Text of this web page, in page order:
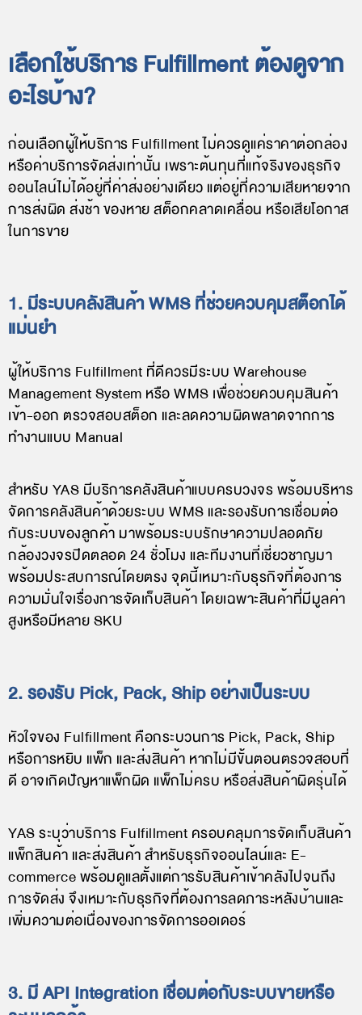
เลือกใช้บริการ Fulfillment ต้องดูจาก
อะไรบ้าง?
ก่อนเลือกผู้ให้บริการ Fulfillment ไม่ควรดูแค่ราคาต่อกล่อง
หรือค่าบริการจัดส่งเท่านั้น เพราะต้นทุนที่แท้จริงของธุรกิจ
ออนไลน์ไม่ได้อยู่ที่ค่าส่งอย่างเดียว แต่อยู่ที่ความเสียหายจาก
การส่งผิด ส่งช้า ของหาย สต็อกคลาดเคลื่อน หรือเสียโอกาส
ในการขาย
1. มีระบบคลังสินค้า WMS ที่ช่วยควบคุมสต็อกได้
แม่นยำ
ผู้ให้บริการ Fulfillment ที่ดีควรมีระบบ Warehouse
Management System หรือ WMS เพื่อช่วยควบคุมสินค้า
เข้า-ออก ตรวจสอบสต็อก และลดความผิดพลาดจากการ
ทำงานแบบ Manual
สำหรับ YAS มีบริการคลังสินค้าแบบครบวงจร พร้อมบริหาร
จัดการคลังสินค้าด้วยระบบ WMS และรองรับการเชื่อมต่อ
กับระบบของลูกค้า มาพร้อมระบบรักษาความปลอดภัย
กล้องวงจรปิดตลอด 24 ชั่วโมง และทีมงานที่เชี่ยวชาญมา
พร้อมประสบการณ์โดยตรง จุดนี้เหมาะกับธุรกิจที่ต้องการ
ความมั่นใจเรื่องการจัดเก็บสินค้า โดยเฉพาะสินค้าที่มีมูลค่า
สูงหรือมีหลาย SKU
2. รองรับ Pick, Pack, Ship อย่างเป็นระบบ
หัวใจของ Fulfillment คือกระบวนการ Pick, Pack, Ship
หรือการหยิบ แพ็ก และส่งสินค้า หากไม่มีขั้นตอนตรวจสอบที่
ดี อาจเกิดปัญหาแพ็กผิด แพ็กไม่ครบ หรือส่งสินค้าผิดรุ่นได้
YAS ระบุว่าบริการ Fulfillment ครอบคลุมการจัดเก็บสินค้า
แพ็กสินค้า และส่งสินค้า สำหรับธุรกิจออนไลน์และ E-
commerce พร้อมดูแลตั้งแต่การรับสินค้าเข้าคลังไปจนถึง
การจัดส่ง จึงเหมาะกับธุรกิจที่ต้องการลดภาระหลังบ้านและ
เพิ่มความต่อเนื่องของการจัดการออเดอร์
3. มี API Integration เชื่อมต่อกับระบบขายหรือ